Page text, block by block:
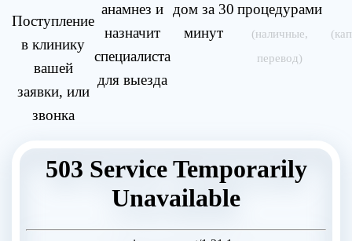
Поступление
в клинику
вашей
заявки, или
звонка
анамнез и
назначит
специалиста
для выезда
дом за 30
минут
процедурами
(наличные,
перевод)